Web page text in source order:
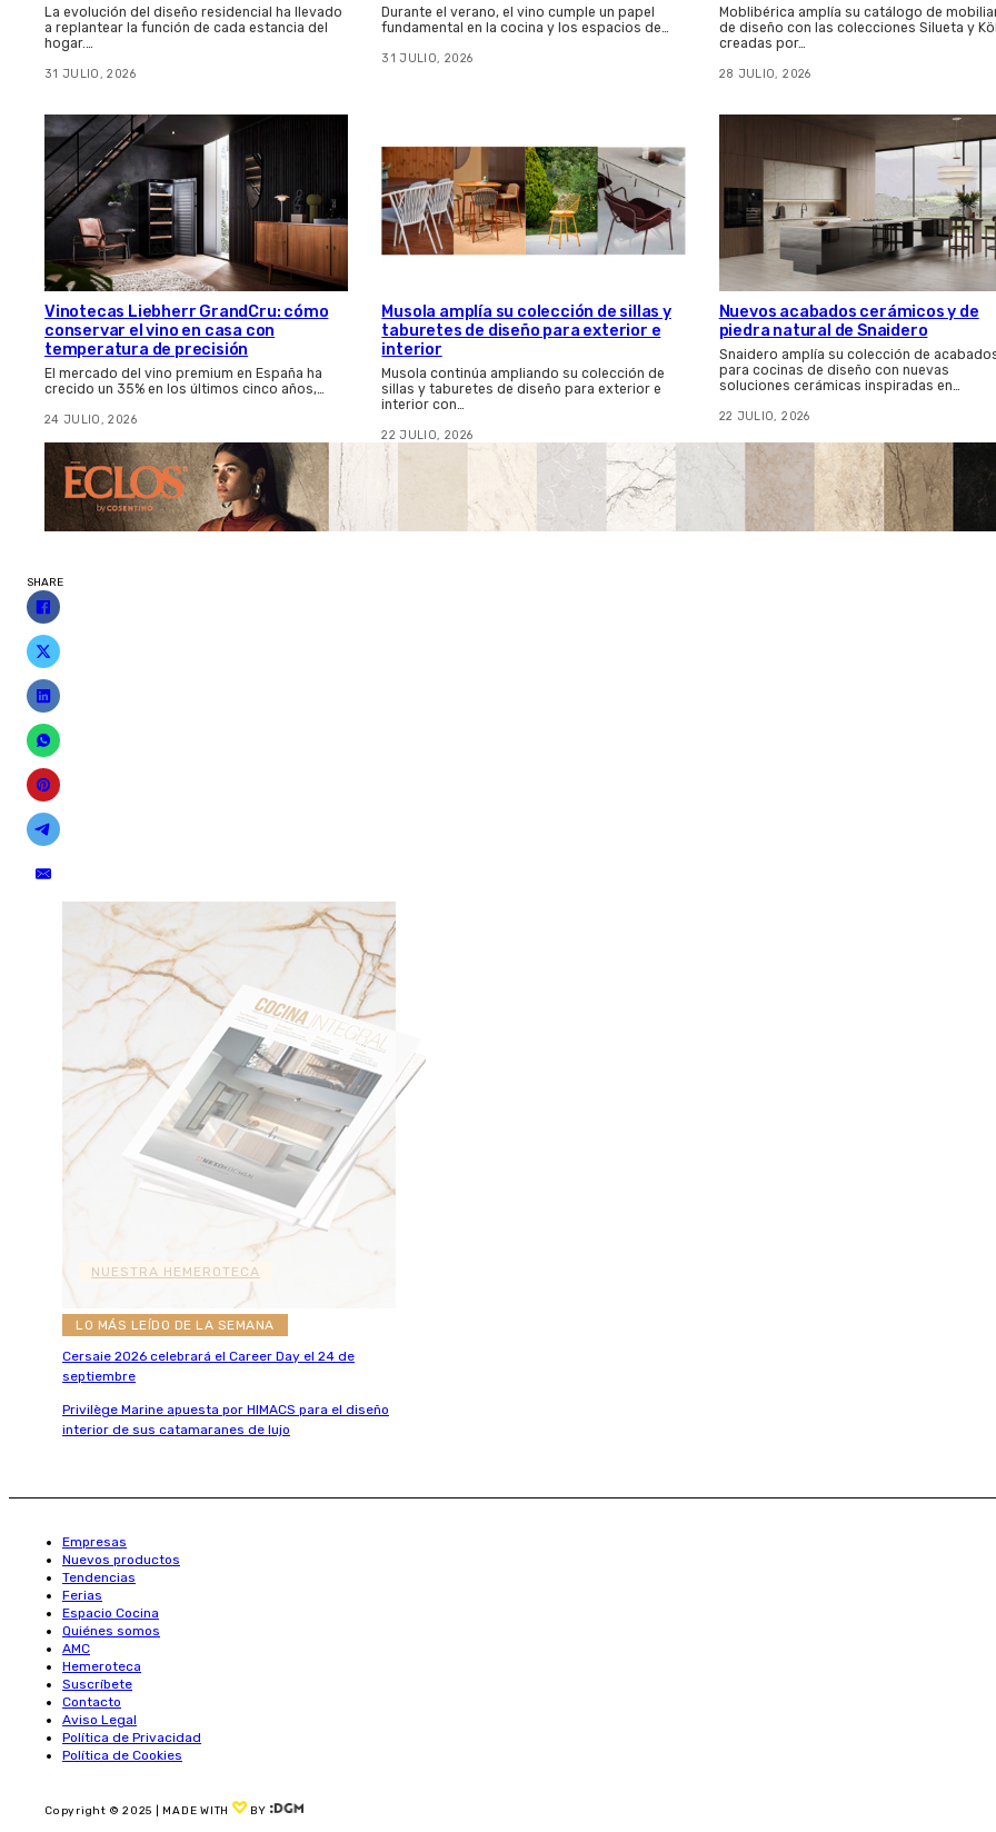
La evolución del diseño residencial ha llevado
a replantear la función de cada estancia del
hogar.…
31 JULIO, 2026
Durante el verano, el vino cumple un papel
fundamental en la cocina y los espacios de…
31 JULIO, 2026
Moblibérica amplía su catálogo de
de diseño con las colecciones Silueta y
creadas por…
28 JULIO, 2026
Vinotecas Liebherr GrandCru: cómo
conservar el vino en casa con
temperatura de precisión
El mercado del vino premium en España ha
crecido un 35% en los últimos cinco años,…
24 JULIO, 2026
Musola amplía su colección de sillas y
taburetes de diseño para exterior e
interior
Musola continúa ampliando su colección de
sillas y taburetes de diseño para exterior e
interior con…
22 JULIO, 2026
Nuevos acabados cerámicos y de
piedra natural de Snaidero
Snaidero amplía su colección de
para cocinas de diseño con nuevas
soluciones cerámicas inspiradas en…
22 JULIO, 2026
SHARE
NUESTRA HEMEROTECA
LO MÁS LEÍDO DE LA SEMANA
Cersaie 2026 celebrará el Career Day el 24 de
septiembre
Privilège Marine apuesta por HIMACS para el diseño
interior de sus catamaranes de lujo
Empresas
Nuevos productos
Tendencias
Ferias
Espacio Cocina
Quiénes somos
AMC
Hemeroteca
Suscríbete
Contacto
Aviso Legal
Política de Privacidad
Política de Cookies
Copyright © 2025 | MADE WITH BY